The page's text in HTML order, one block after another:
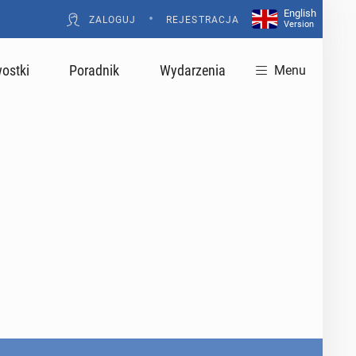
ZALOGUJ • REJESTRACJA
English
Version
Poradnik Wydarzenia Menu